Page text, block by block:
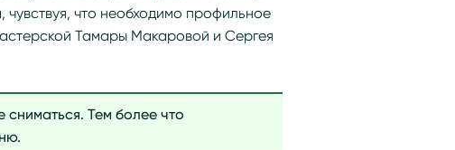
что необходимо профильное
Тамары Макаровой и Сергея
Тем более что